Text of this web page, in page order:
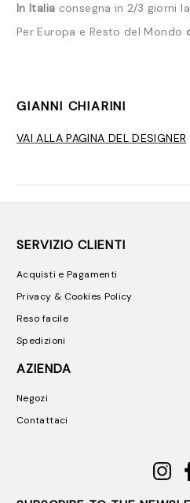
In Italia consegna in 2/3 giorni
Per Europa e Resto del Mondo
GIANNI CHIARINI
VAI ALLA PAGINA DEL DESIGNER
SERVIZIO CLIENTI
Acquisti e Pagamenti
Privacy & Cookies Policy
Reso facile
Spedizioni
AZIENDA
Negozi
Contattaci